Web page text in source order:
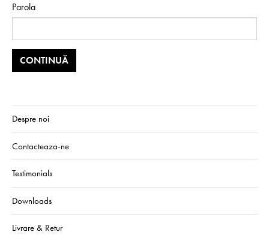
Parola
Despre noi
Contacteaza-ne
Testimonials
Downloads
Livrare & Retur